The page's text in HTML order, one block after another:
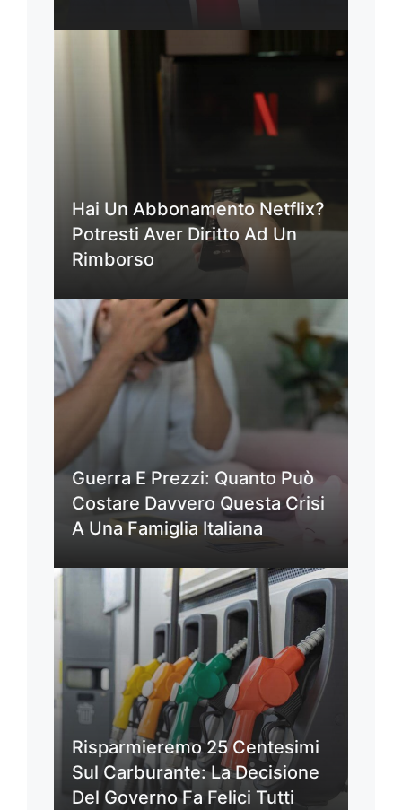
Hai Un Abbonamento Netflix?
Potresti Aver Diritto Ad Un
Rimborso
Guerra E Prezzi: Quanto Può
Costare Davvero Questa Crisi
A Una Famiglia Italiana
Risparmieremo 25 Centesimi
Sul Carburante: La Decisione
Del Governo Fa Felici Tutti